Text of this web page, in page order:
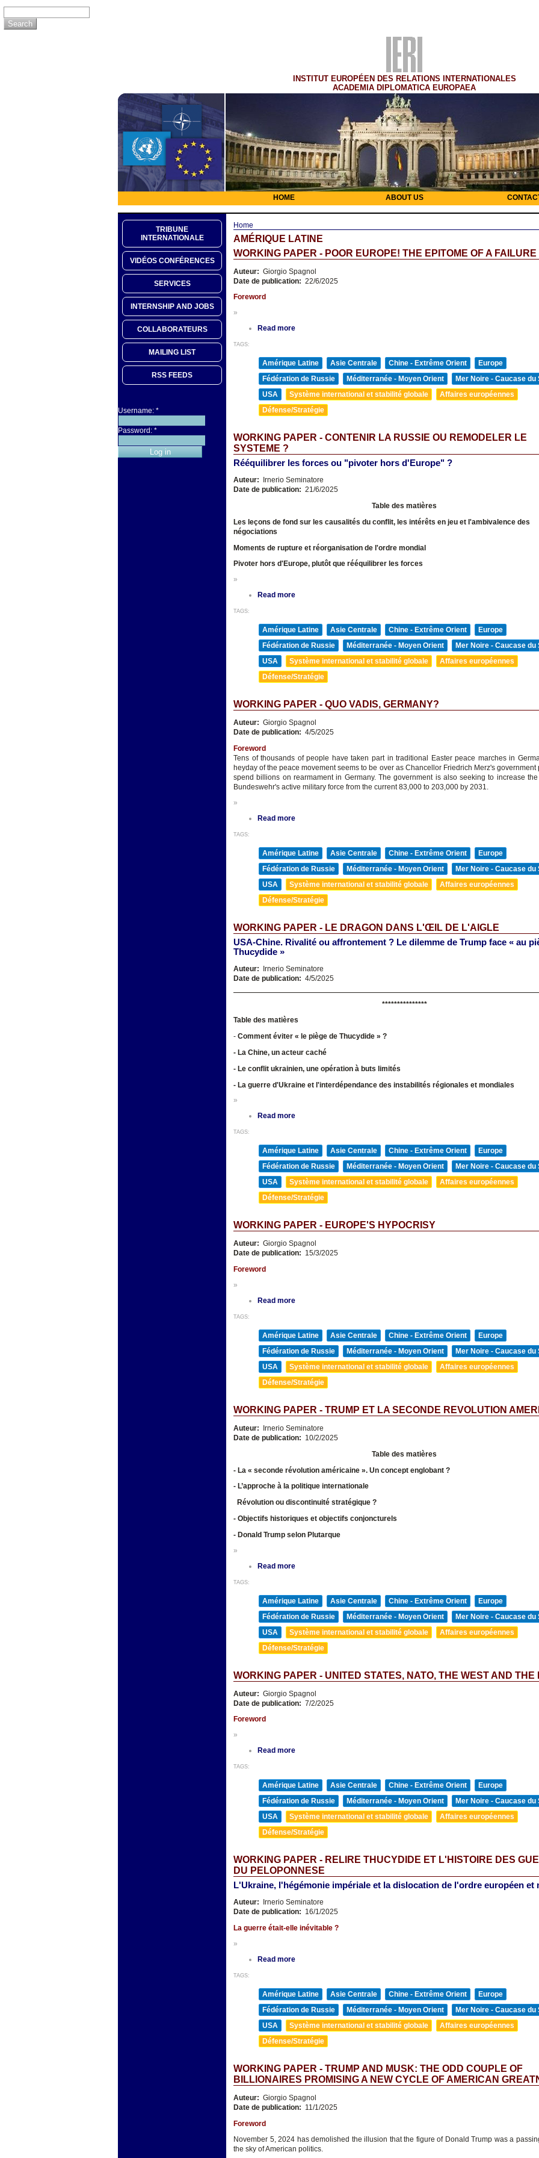
INSTITUT EUROPÉEN DES RELATIONS INTERNATIONALES
ACADEMIA DIPLOMATICA EUROPAEA
HOME ABOUT US
TRIBUNE
INTERNATIONALE
VIDÉOS CONFÉRENCES
SERVICES
INTERNSHIP AND JOBS
COLLABORATEURS
MAILING LIST
RSS FEEDS
Username: *
Password: *
Home
AMÉRIQUE LATINE
WORKING PAPER - POOR EUROPE! THE EPITOME OF A FAILURE
Auteur: Giorgio Spagnol
Date de publication: 22/6/2025
Foreword
»
Read more
TAGS:
Amérique Latine Asie Centrale Chine - Extrême Orient
Europe
Fédération de Russie
Méditerranée - Moyen Orient
Mer Noire - Caucase du
USA
Système international et stabilité globale
Affaires européennes
Défense/Stratégie
WORKING PAPER - CONTENIR LA RUSSIE OU REMODELER LE
SYSTEME ?
Rééquilibrer les forces ou "pivoter hors d'Europe" ?
Auteur:
Irnerio Seminatore
Date de publication: 21/6/2025
Table des matières
Les leçons de fond sur les causalités du conflit, les intérêts en jeu et l'ambivalence des
négociations
Moments de rupture et réorganisation de l'ordre mondial
Pivoter hors d'Europe, plutôt que rééquilibrer les forces
»
Read more
TAGS:
Amérique Latine Asie Centrale Chine - Extrême Orient
Europe
Fédération de Russie
Méditerranée - Moyen Orient
Mer Noire - Caucase du
USA
Système international et stabilité globale
Affaires européennes
Défense/Stratégie
WORKING PAPER - QUO VADIS, GERMANY?
Auteur: Giorgio Spagnol
Date de publication: 4/5/2025
Foreword
Tens of thousands of people have taken part in traditional Easter peace marches in
heyday of the peace movement seems to be over as Chancellor Friedrich Merz's government
spend billions on rearmament in Germany. The government is also seeking to increase
Bundeswehr's active military force from the current 83,000 to 203,000 by 2031.
»
Read more
TAGS:
Amérique Latine Asie Centrale Chine - Extrême Orient
Europe
Fédération de Russie
Méditerranée - Moyen Orient
Mer Noire - Caucase du
USA
Système international et stabilité globale
Affaires européennes
Défense/Stratégie
WORKING PAPER - LE DRAGON DANS L'ŒIL DE L'AIGLE
USA-Chine. Rivalité ou affrontement ? Le dilemme de Trump face « au
Thucydide »
Auteur: Irnerio Seminatore
Date de publication: 4/5/2025
***************
Table des matières
- Comment éviter « le piège de Thucydide » ?
- La Chine, un acteur caché
- Le conflit ukrainien, une opération à buts limités
- La guerre d'Ukraine et l'interdépendance des instabilités régionales et mondiales
»
Read more
TAGS:
Amérique Latine Asie Centrale Chine - Extrême Orient
Europe
Fédération de Russie
Méditerranée - Moyen Orient
Mer Noire - Caucase du
USA
Système international et stabilité globale
Affaires européennes
Défense/Stratégie
WORKING PAPER - EUROPE'S HYPOCRISY
Auteur: Giorgio Spagnol
Date de publication: 15/3/2025
Foreword
»
Read more
TAGS:
Amérique Latine Asie Centrale Chine - Extrême Orient
Europe
Fédération de Russie
Méditerranée - Moyen Orient
Mer Noire - Caucase du
USA
Système international et stabilité globale
Affaires européennes
Défense/Stratégie
WORKING PAPER - TRUMP ET LA SECONDE REVOLUTION
Auteur:
Irnerio Seminatore
Date de publication: 10/2/2025
Table des matières
- La « seconde révolution américaine ». Un concept englobant ?
- L’approche à la politique internationale
Révolution ou discontinuité stratégique ?
- Objectifs historiques et objectifs conjoncturels
- Donald Trump selon Plutarque
»
Read more
TAGS:
Amérique Latine Asie Centrale Chine - Extrême Orient
Europe
Fédération de Russie
Méditerranée - Moyen Orient
Mer Noire - Caucase du
USA
Système international et stabilité globale
Affaires européennes
Défense/Stratégie
WORKING PAPER - UNITED STATES, NATO, THE WEST AND THE
Auteur: Giorgio Spagnol
Date de publication: 7/2/2025
Foreword
»
Read more
TAGS:
Amérique Latine Asie Centrale Chine - Extrême Orient
Europe
Fédération de Russie
Méditerranée - Moyen Orient
Mer Noire - Caucase du
USA
Système international et stabilité globale
Affaires européennes
Défense/Stratégie
WORKING PAPER - RELIRE THUCYDIDE ET L'HISTOIRE DES
DU PELOPONNESE
L'Ukraine, l'hégémonie impériale et la dislocation de l'ordre européen et
Auteur:
Irnerio Seminatore
Date de publication: 16/1/2025
La guerre était-elle inévitable ?
»
Read more
TAGS:
Amérique Latine Asie Centrale Chine - Extrême Orient
Europe
Fédération de Russie
Méditerranée - Moyen Orient
Mer Noire - Caucase du
USA
Système international et stabilité globale
Affaires européennes
Défense/Stratégie
WORKING PAPER - TRUMP AND MUSK: THE ODD COUPLE OF
BILLIONAIRES PROMISING A NEW CYCLE OF AMERICAN
Auteur: Giorgio Spagnol
Date de publication: 11/1/2025
Foreword
November 5, 2024 has demolished the illusion that the figure of Donald Trump was a
the sky of American politics.